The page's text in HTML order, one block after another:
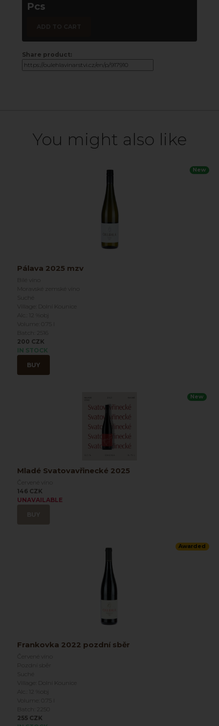
Pcs
Share product:
You might also like
New
Pálava 2025 mzv
Bílé víno
Moravské zemské víno
Suché
Village: Dolní Kounice
Alc.: 12 %obj
Volume: 0.75 l
Batch: 2516
200 CZK
IN STOCK
BUY
New
Mladé Svatovavřinecké 2025
Červené víno
146 CZK
UNAVAILABLE
Awarded
Frankovka 2022 pozdní sběr
Červené víno
Pozdní sběr
Suché
Village: Dolní Kounice
Alc.: 12 %obj
Volume: 0.75 l
Batch: 2250
255 CZK